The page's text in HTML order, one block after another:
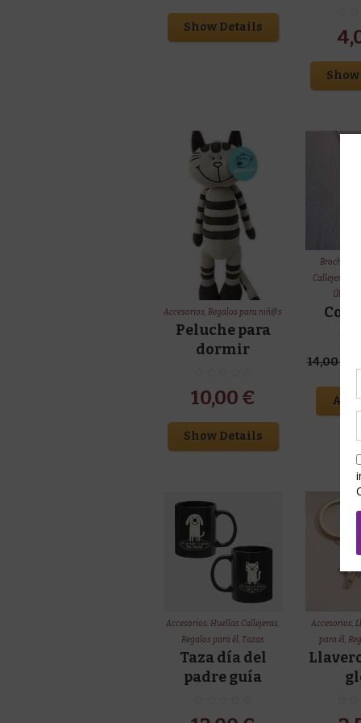
Show Details
Accesorios,Regalos para niñ@s
Peluche para
dormir
10,00 €
Show Details
Broches/
Callejeras
14,00
Add
Accesorios,Huellas Callejeras,
Regalos para él, Tazas
Taza día del
padre guía
Accesorios,
para él,